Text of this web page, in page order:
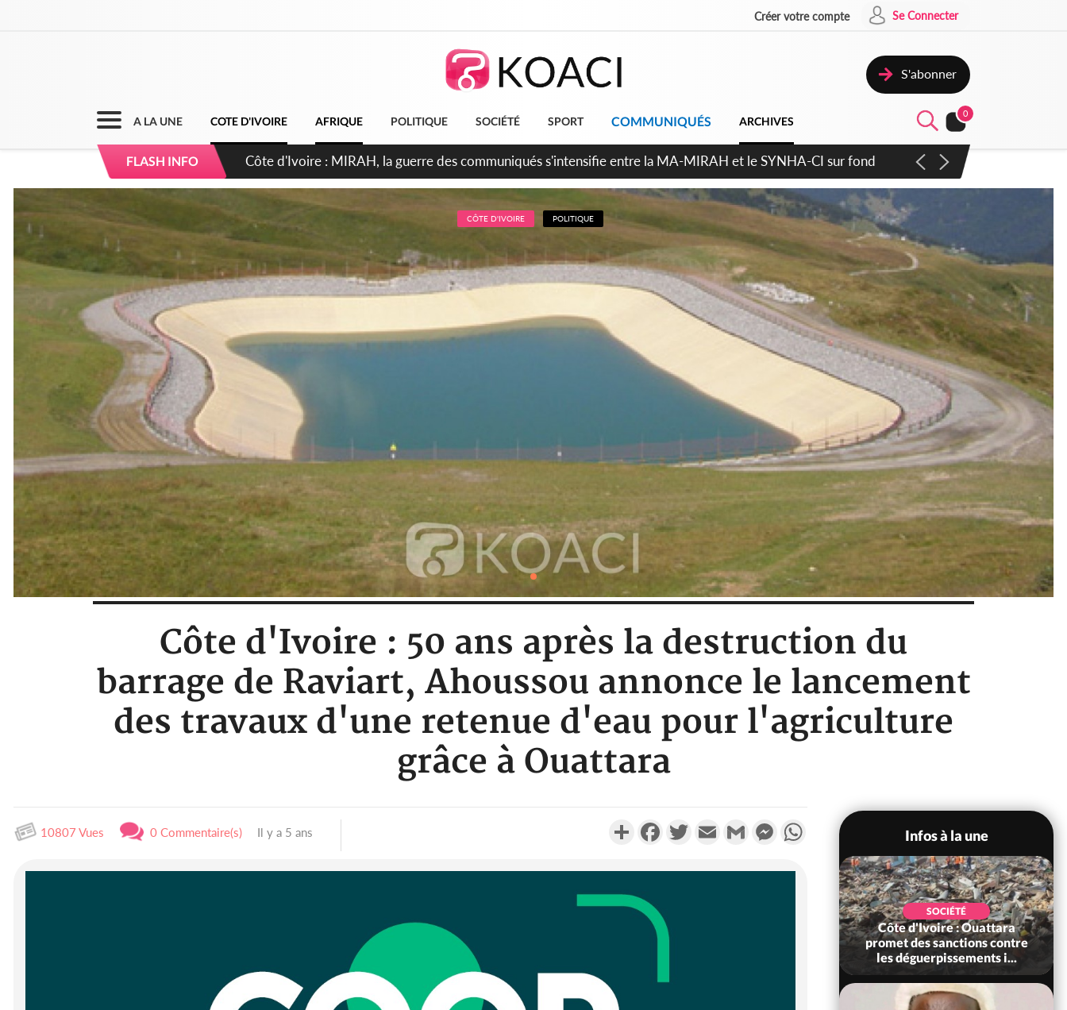
Créer votre compte Se Connecter
S'abonner
A LA UNE COTE D'IVOIRE AFRIQUE POLITIQUE SOCIÉTÉ SPORT COMMUNIQUÉS ARCHIVES
0
FLASH INFO Côte d'Ivoire : Indépendance 2026, Thiam plaide pour un environnement démocratique plus apaisé
CÔTE D'IVOIRE POLITIQUE
Côte d'Ivoire : 50 ans après la destruction du
barrage de Raviart, Ahoussou annonce le lancement
des travaux d'une retenue d'eau pour l'agriculture
grâce à Ouattara
10807 Vues 0 Commentaire(s) Il y a 5 ans PartagerFacebookTwitterEmail Gmail MessengerWhatsApp
Infos à la une
Côte d'Ivoire : Après le pari
réussi du 66e anniversaire,
SOCIÉTÉ
Côte d'Ivoire : Ouattara
promet des sanctions contre
les déguerpissements i...